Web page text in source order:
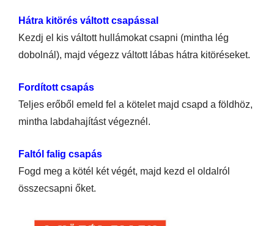
Hátra kitörés váltott csapással
Kezdj el kis váltott hullámokat csapni (mintha lég
dobolnál), majd végezz váltott lábas hátra kitöréseket.
Fordított csapás
Teljes erőből emeld fel a kötelet majd csapd a földhöz,
mintha labdahajítást végeznél.
Faltól falig csapás
Fogd meg a kötél két végét, majd kezd el oldalról
összecsapni őket.